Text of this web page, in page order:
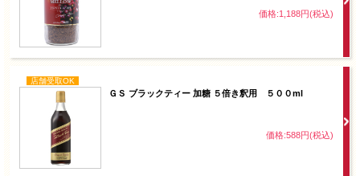
価格:1,188円(税込)
店舗受取OK
ＧＳ ブラックティー 加糖 ５倍き釈用 ５００ml
価格:588円(税込)